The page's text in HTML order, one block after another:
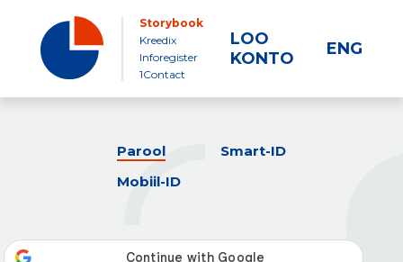
Storybook
Kreedix
Inforegister
1Contact
LOO
KONTO
ENG
Parool
Smart-ID
Mobiil-ID